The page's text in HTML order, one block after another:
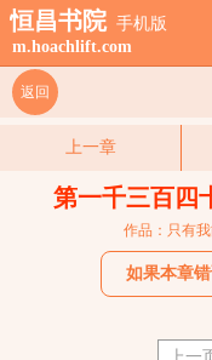
恒昌书院 手机版
m.hoachlift.com
返回
上一章
第一千三百四
作品：只有
如果本章